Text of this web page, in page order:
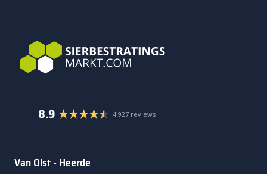
8.9 4.927 reviews
Van Olst - Heerde